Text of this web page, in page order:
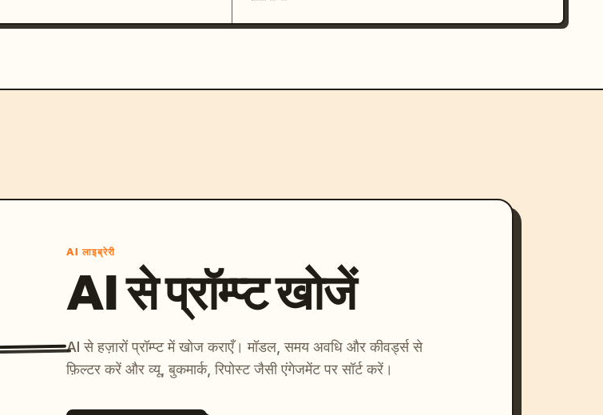
AI लाइब्रेरी
AI से प्रॉम्प्ट खोजें
AI से हज़ारों प्रॉम्प्ट में खोज कराएँ। मॉडल, समय अवधि और कीवर्ड्स से
फ़िल्टर करें और व्यू, बुकमार्क, रिपोस्ट जैसी एंगेजमेंट पर सॉर्ट करें।